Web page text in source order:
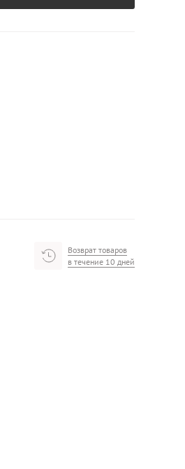
Возврат товаров
в течение 10 дней